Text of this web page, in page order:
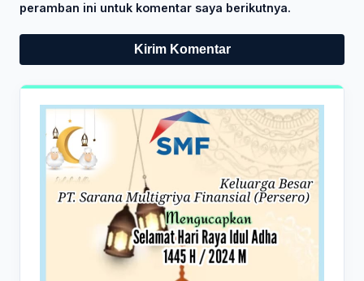
peramban ini untuk komentar saya berikutnya.